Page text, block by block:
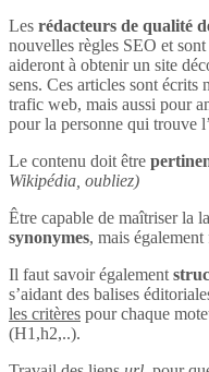
Les rédacteurs de qualité
nouvelles règles SEO et
aideront à obtenir un site
sens. Ces articles sont écrits
trafic web, mais aussi pour
pour la personne qui trouve
Le contenu doit être
Wikipédia, oubliez)
Être capable de maîtriser la
synonymes, mais
Il faut savoir également
s’aidant des balises
les critères pour chaque
(H1,h2,..).